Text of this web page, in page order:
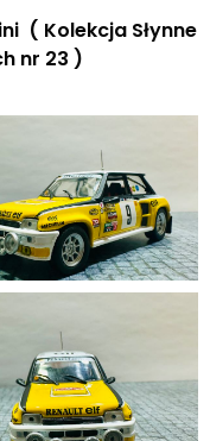
( Kolekcja Słynne
nr 23 )